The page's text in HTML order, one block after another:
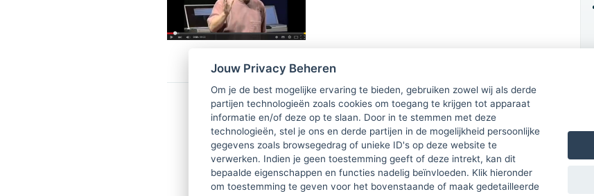
Jouw Privacy Beheren
Om je de best mogelijke ervaring te bieden, gebruiken zowel wij als derde
partijen technologieën zoals cookies om toegang te krijgen tot apparaat
informatie en/of deze op te slaan. Door in te stemmen met deze
technologieën, stel je ons en derde partijen in de mogelijkheid persoonlijke
gegevens zoals browsegedrag of unieke ID's op deze website te
verwerken. Indien je geen toestemming geeft of deze intrekt, kan dit
bepaalde eigenschappen en functies nadelig beïnvloeden. Klik hieronder
om toestemming te geven voor het bovenstaande of maak gedetailleerde